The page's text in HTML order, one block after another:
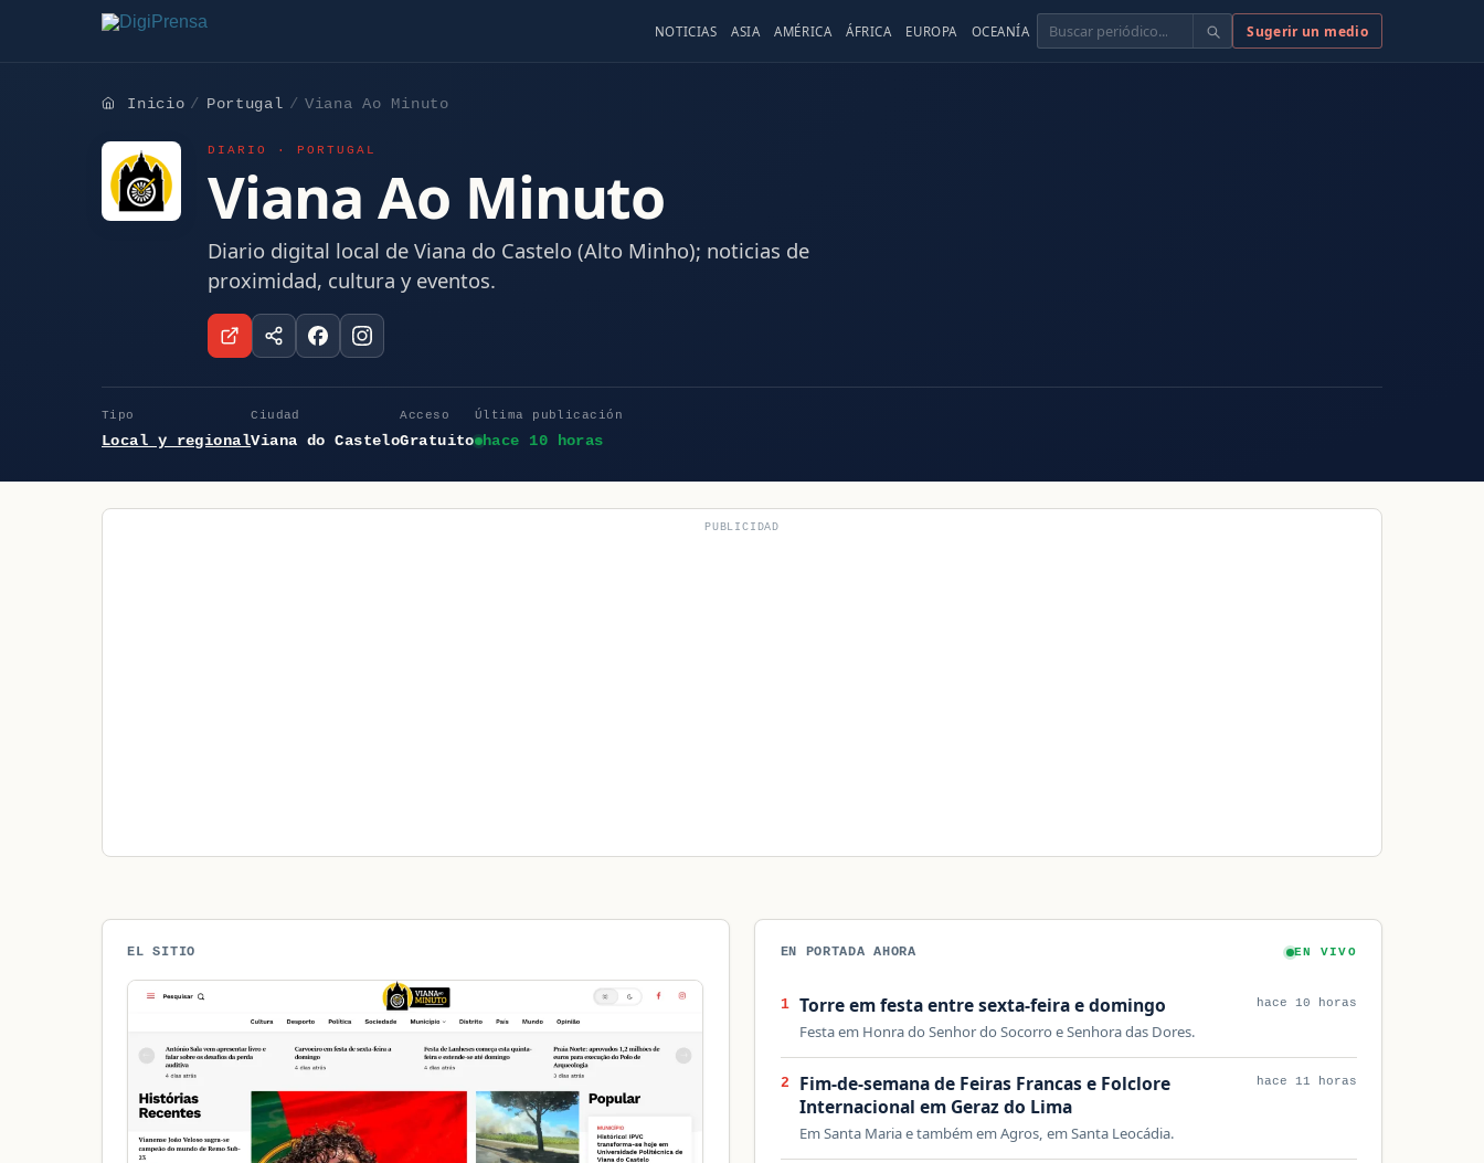
NOTICIAS ASIA AMÉRICA ÁFRICA EUROPA OCEANÍA Buscar Sugerir un medio
Inicio Portugal Viana Ao Minuto
DIARIO · PORTUGAL
Viana Ao Minuto
Diario digital local de Viana do Castelo (Alto Minho); noticias de
proximidad, cultura y eventos.
Tipo
Local y regional
Ciudad
Viana do Castelo
Acceso
Gratuito
Última publicación
hace 10 horas
PUBLICIDAD
EL SITIO EN PORTADA AHORA EN VIVO
1 Torre em festa entre sexta-feira e domingo
Festa em Honra do Senhor do Socorro e Senhora das Dores.
hace 10 horas
2
Fim-de-semana de Feiras Francas e Folclore
Internacional em Geraz do Lima
Em Santa Maria e também em Agros, em Santa Leocádia.
hace 11 horas